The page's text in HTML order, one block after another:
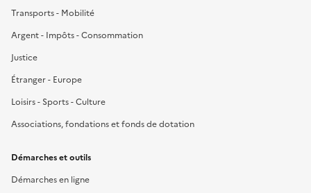
Transports - Mobilité
Argent - Impôts - Consommation
Justice
Étranger - Europe
Loisirs - Sports - Culture
Associations, fondations et fonds de dotation
Démarches et outils
Démarches en ligne